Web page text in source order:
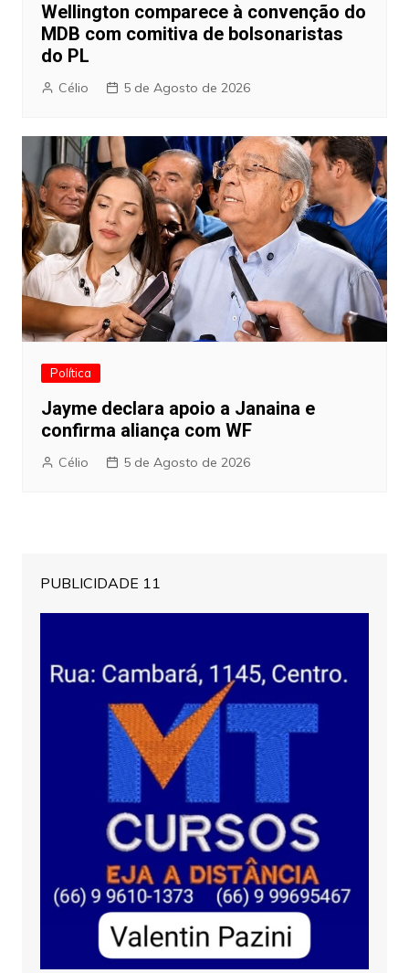
Wellington comparece à convenção do
MDB com comitiva de bolsonaristas
do PL
Célio 5 de Agosto de 2026
Política
Jayme declara apoio a Janaina e
confirma aliança com WF
Célio 5 de Agosto de 2026
PUBLICIDADE 11